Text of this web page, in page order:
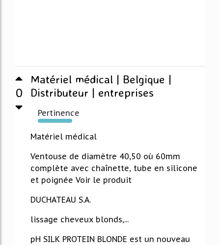
0
Matériel médical | Belgique |
Distributeur | entreprises
Pertinence
291%
Matériel médical
Ventouse de diamètre 40,50 où 60mm
complète avec chaînette, tube en silicone
et poignée Voir le produit
DUCHATEAU S.A.
lissage cheveux blonds,...
pH SILK PROTEIN BLONDE est un nouveau